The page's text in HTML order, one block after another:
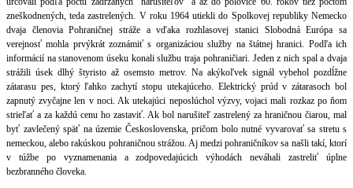
zneškodnených, teda zastrelených. V roku 1964 utiekli do Spolkovej republiky Nemecko
dvaja členovia Pohraničnej stráže a vďaka rozhlasovej stanici Slobodná Európa sa
verejnosť mohla prvýkrát zoznámiť s organizáciou služby na štátnej hranici. Podľa ich
informácií na stanovenom úseku konali službu traja pohraničiari. Jeden z nich spal a dvaja
strážili úsek dlhý štyristo až osemsto metrov. Na akýkoľvek signál vybehol pozdĺžne
zátarasu pes, ktorý ľahko zachytí stopu utekajúceho. Elektrický prúd v zátarasoch bol
zapnutý zvyčajne len v noci. Ak utekajúci neposlúchol výzvy, vojaci mali rozkaz po ňom
strieľať a za každú cenu ho zastaviť. Ak bol narušiteľ zastrelený za hraničnou čiarou, mal
byť zavlečený späť na územie Československa, pričom bolo nutné vyvarovať sa stretu s
nemeckou, alebo rakúskou pohraničnou strážou. Aj medzi pohraničníkov sa našli takí, ktorí
v túžbe po vyznamenania a zodpovedajúcich výhodách neváhali zastreliť úplne
bezbranného človeka.